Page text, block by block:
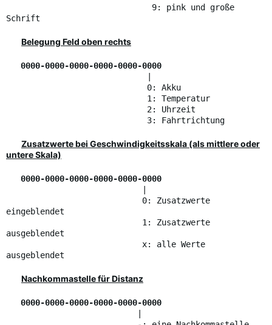
9: pink und große
Schrift
Belegung Feld oben rechts
0000-0000-0000-0000-0000-0000
0: Akku
1: Temperatur
2: Uhrzeit
3: Fahrtrichtung
Zusatzwerte bei Geschwindigkeitsskala (als mittlere oder
untere Skala)
0000-0000-0000-0000-0000-0000
0: Zusatzwerte
eingeblendet
1: Zusatzwerte
ausgeblendet
x: alle Werte
ausgeblendet
Nachkommastelle für Distanz
0000-0000-0000-0000-0000-0000